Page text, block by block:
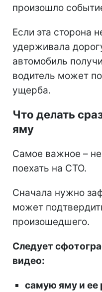
произошло
Если эта сторона
удерживала
автомобиль
водитель может
ущерба.
Что делать
яму
Самое важное –
поехать на СТО.
Сначала нужно
может
произошедшего.
Следует
видео:
самую яму и ее